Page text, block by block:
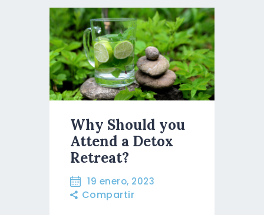
Why Should you
Attend a Detox
Retreat?
19 enero, 2023
Compartir